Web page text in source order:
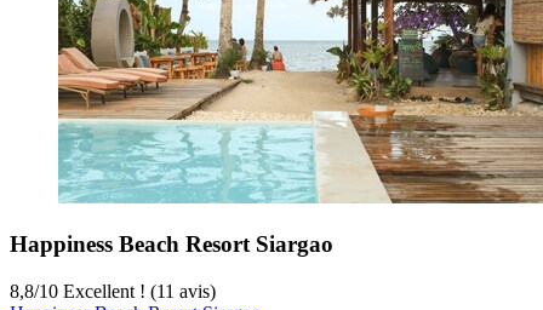
Happiness Beach Resort Siargao
8,8/10 Excellent ! (11 avis)